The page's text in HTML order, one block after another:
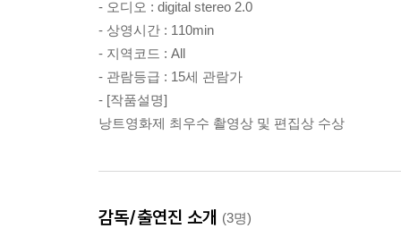
- 오디오 : digital stereo 2.0
- 상영시간 : 110min
- 지역코드 : All
- 관람등급 : 15세 관람가
- [작품설명]
낭트영화제 최우수 촬영상 및 편집상 수상
감독/출연진 소개 (3명)